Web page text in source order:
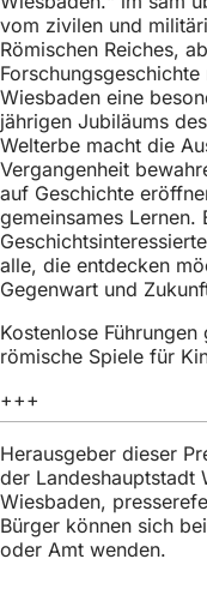
i
c
h
h
i
e
r
:
vom zivilen und
Römischen Reiches,
Wiesbaden eine
jährigen Jubiläums
Welterbe macht die
Vergangenheit
auf Geschichte
gemeinsames Lernen.
alle, die entdecken
Gegenwart und
Kostenlose
römische Spiele für
+++
Herausgeber dieser
der Landeshauptstadt
Wiesbaden,
Bürger können sich
oder Amt wenden.